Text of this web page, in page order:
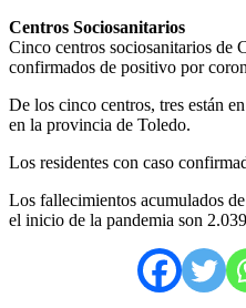
Centros Sociosanitarios
Cinco centros sociosanitarios de
confirmados de positivo por
De los cinco centros, tres están
en la provincia de Toledo.
Los residentes con caso
Los fallecimientos acumulados
el inicio de la pandemia son